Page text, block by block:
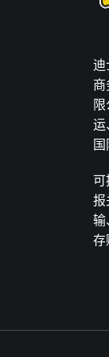
迪
商
运
可
报
输
存